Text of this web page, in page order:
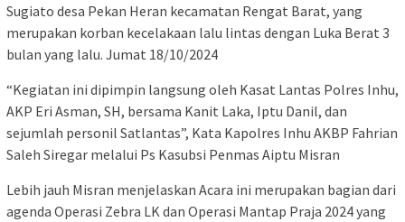
Sugiato desa Pekan Heran kecamatan Rengat Barat, yang
merupakan korban kecelakaan lalu lintas dengan Luka Berat 3
bulan yang lalu. Jumat 18/10/2024
“Kegiatan ini dipimpin langsung oleh Kasat Lantas Polres Inhu,
AKP Eri Asman, SH, bersama Kanit Laka, Iptu Danil, dan
sejumlah personil Satlantas”, Kata Kapolres Inhu AKBP Fahrian
Saleh Siregar melalui Ps Kasubsi Penmas Aiptu Misran
Lebih jauh Misran menjelaskan Acara ini merupakan bagian dari
agenda Operasi Zebra LK dan Operasi Mantap Praja 2024 yang